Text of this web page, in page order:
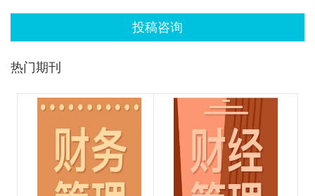
投稿咨询
热门期刊